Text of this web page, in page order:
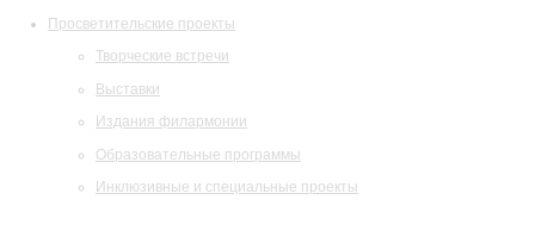
Просветительские проекты
Творческие встречи
Выставки
Издания филармонии
Образовательные программы
Инклюзивные и специальные проекты